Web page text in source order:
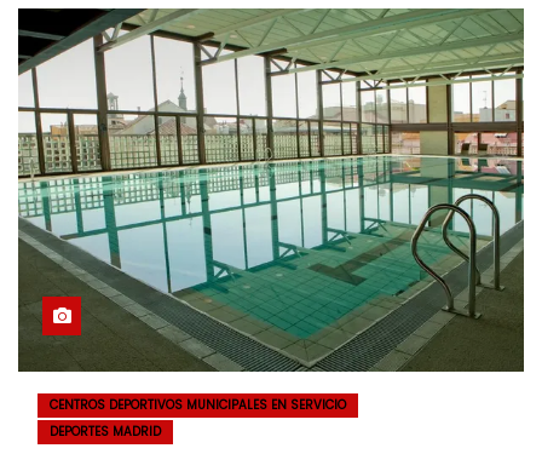
CENTROS DEPORTIVOS MUNICIPALES EN SERVICIO
DEPORTES MADRID